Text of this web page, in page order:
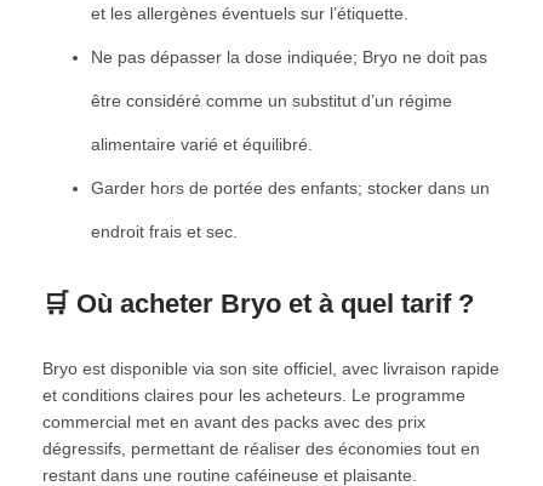
et les allergènes éventuels sur l’étiquette.
Ne pas dépasser la dose indiquée; Bryo ne doit pas
être considéré comme un substitut d’un régime
alimentaire varié et équilibré.
Garder hors de portée des enfants; stocker dans un
endroit frais et sec.
🛒 Où acheter Bryo et à quel tarif ?
Bryo est disponible via son site officiel, avec livraison rapide
et conditions claires pour les acheteurs. Le programme
commercial met en avant des packs avec des prix
dégressifs, permettant de réaliser des économies tout en
restant dans une routine caféineuse et plaisante.